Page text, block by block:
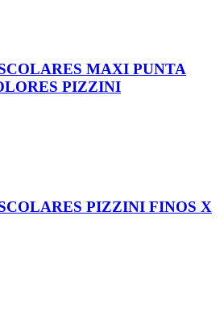
MAXI PUNTA
PIZZINI
PIZZINI FINOS X